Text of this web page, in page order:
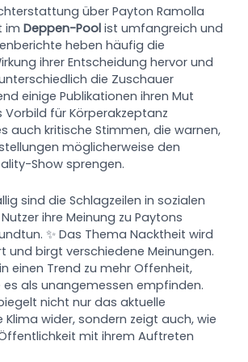
über Payton Ramolla
imDeppen-Pool ist umfangreich und
heben häufig die
ihrer Entscheidung hervor und
die Zuschauer
einige Publikationen ihren Mut
Vorbild für Körperakzeptanz
auch kritische Stimmen, die warnen,
möglicherweise den
Show sprengen.
sind die Schlagzeilen in sozialen
ihre Meinung zu Paytons
✨ Das Thema Nacktheit wird
und birgt verschiedene Meinungen.
einen Trend zu mehr Offenheit,
als unangemessen empfinden.
nicht nur das aktuelle
wider, sondern zeigt auch, wie
mit ihrem Auftreten